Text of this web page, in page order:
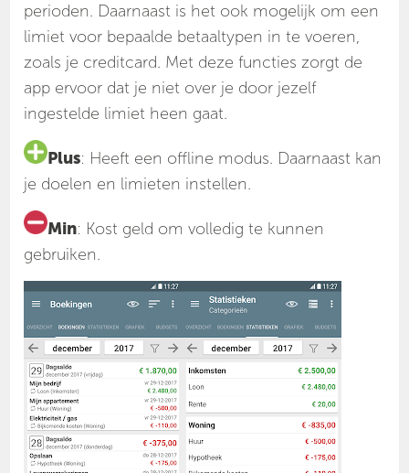
perioden. Daarnaast is het ook mogelijk om een
limiet voor bepaalde betaaltypen in te voeren,
zoals je creditcard. Met deze functies zorgt de
app ervoor dat je niet over je door jezelf
ingestelde limiet heen gaat.
Plus: Heeft een offline modus. Daarnaast kan
je doelen en limieten instellen.
Min: Kost geld om volledig te kunnen
gebruiken.